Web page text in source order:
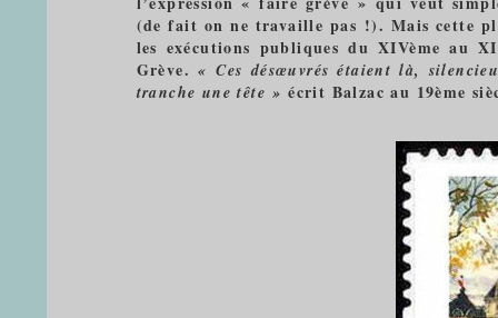
(de fait on ne travaille pas !). Mais cette
les exécutions publiques du XIVème au
Grève. « Ces désœuvrés étaient là,
tranche une tête » écrit Balzac au 19ème